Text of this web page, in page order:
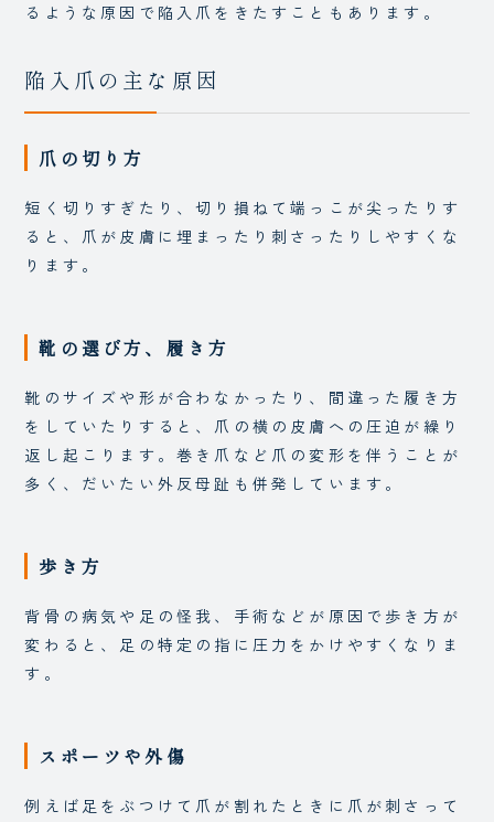
るような原因で陥入爪をきたすこともあります。
陥入爪の主な原因
爪の切り方
短く切りすぎたり、切り損ねて端っこが尖ったりす
ると、爪が皮膚に埋まったり刺さったりしやすくな
ります。
靴の選び方、履き方
靴のサイズや形が合わなかったり、間違った履き方
をしていたりすると、爪の横の皮膚への圧迫が繰り
返し起こります。巻き爪など爪の変形を伴うことが
多く、だいたい外反母趾も併発しています。
歩き方
背骨の病気や足の怪我、手術などが原因で歩き方が
変わると、足の特定の指に圧力をかけやすくなりま
す。
スポーツや外傷
例えば足をぶつけて爪が割れたときに爪が刺さって